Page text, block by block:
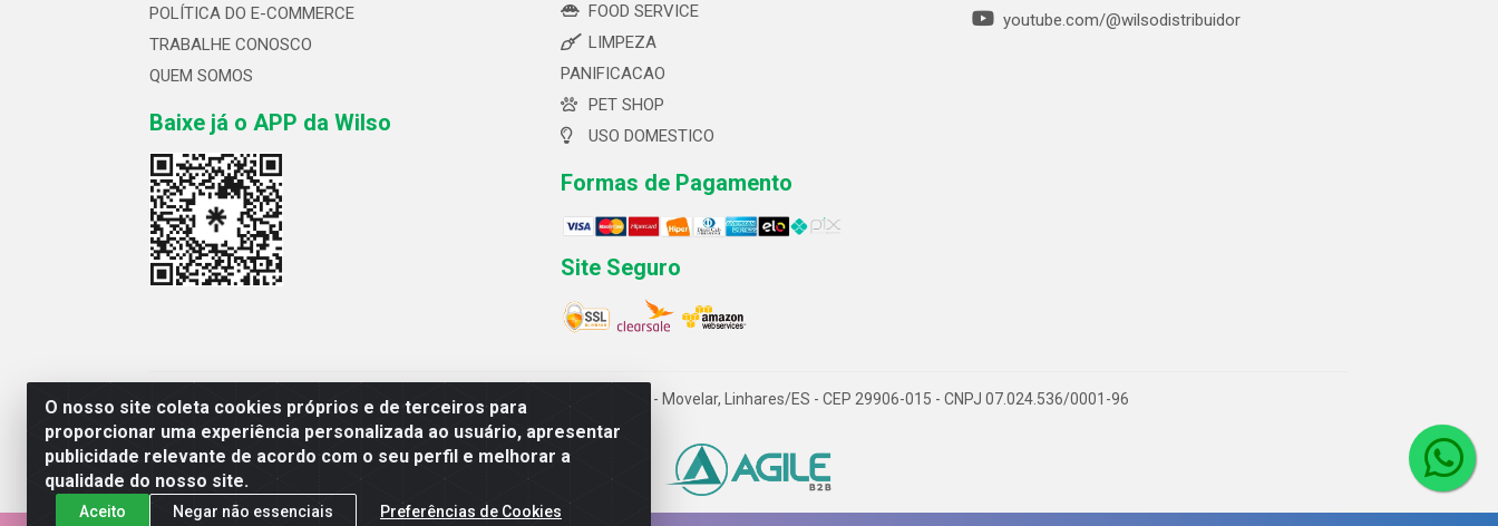
O nosso site coleta cookies próprios e de terceiros para
proporcionar uma experiência personalizada ao usuário, apresentar
publicidade relevante de acordo com o seu perfil e melhorar a
qualidade do nosso site.
Aceito Negar não essenciais Preferências de Cookies
POLÍTICA DO E-COMMERCE
TRABALHE CONOSCO
QUEM SOMOS
Baixe já o APP da Wilso
FOOD SERVICE
LIMPEZA
PANIFICACAO
PET SHOP
USO DOMESTICO
Formas de Pagamento
Site Seguro
youtube.com/@wilsodistribuidor
Wilso Distribuidor ltda- Av. Cerejeira, 699 - Movelar, Linhares/ES - CEP 29906-015 - CNPJ 07.024.536/0001-96